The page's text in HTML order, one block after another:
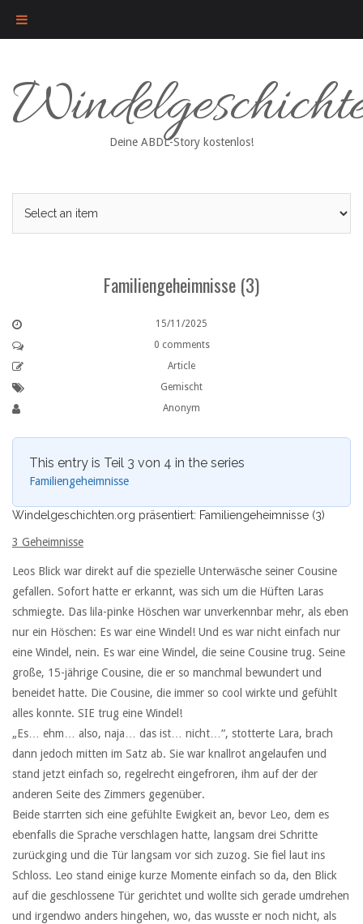
content
Deine ABDL-Story kostenlos!
Familiengeheimnisse (3)
15/11/2025
0 comments
Article
Gemischt
Anonym
This entry is Teil 3 von 4 in the series
Familiengeheimnisse
Windelgeschichten.org präsentiert: Familiengeheimnisse (3)
3 Geheimnisse
Leos Blick war direkt auf die spezielle Unterwäsche seiner Cousine
gefallen. Sofort hatte er erkannt, was sich um die Hüften Laras
schmiegte. Das lila-pinke Höschen war unverkennbar mehr, als eben
nur ein Höschen: Es war eine Windel! Und es war nicht einfach nur
eine Windel, nein. Es war eine Windel, die seine Cousine trug. Seine
große, 15-jährige Cousine, die er so manchmal bewundert und
beneidet hatte. Die Cousine, die immer so cool wirkte und gefühlt
alles konnte. SIE trug eine Windel!
„Es… ehm… also, naja… das ist… nicht…“, stotterte Lara, brach
dann jedoch mitten im Satz ab. Sie war knallrot angelaufen und
stand jetzt einfach so, regelrecht eingefroren, ihm auf der der
anderen Seite des Zimmers gegenüber.
Beide starrten sich eine gefühlte Ewigkeit an, bevor Leo, dem es
ebenfalls die Sprache verschlagen hatte, langsam drei Schritte
zurückging und die Tür langsam vor sich zuzog. Sie fiel laut ins
Schloss. Leo stand einige kurze Momente einfach so da, den Blick
auf die geschlossene Tür gerichtet und wollte sich gerade umdrehen
und irgendwo anders hingehen, wo, das wusste er noch nicht, als